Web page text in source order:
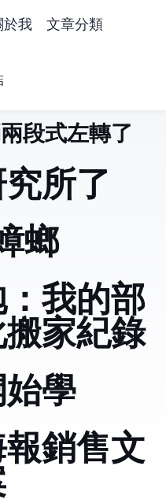
於我 文章分類
網番外
段式左轉了
所了
螂
：我的部
家紀錄
python
銷售文